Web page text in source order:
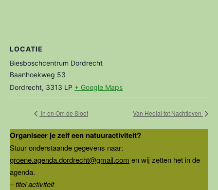
LOCATIE
Biesboschcentrum Dordrecht
Baanhoekweg 53
Dordrecht, 3313 LP + Google Maps
In en Om de Sloot Van Heelal tot Nachtleven
Organiseer je zelf een natuuractiviteit?
Stuur onderstaande gegevens naar:
groene.agenda.dordrecht@gmail.com en wij zetten het in de
agenda.
– titel activiteit